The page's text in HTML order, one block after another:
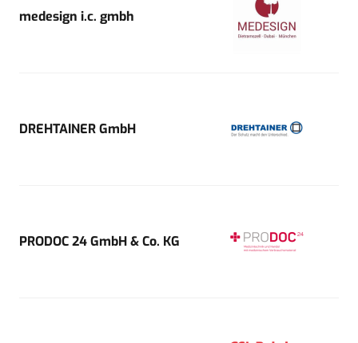
medesign i.c. gmbh
DREHTAINER GmbH
PRODOC 24 GmbH & Co. KG